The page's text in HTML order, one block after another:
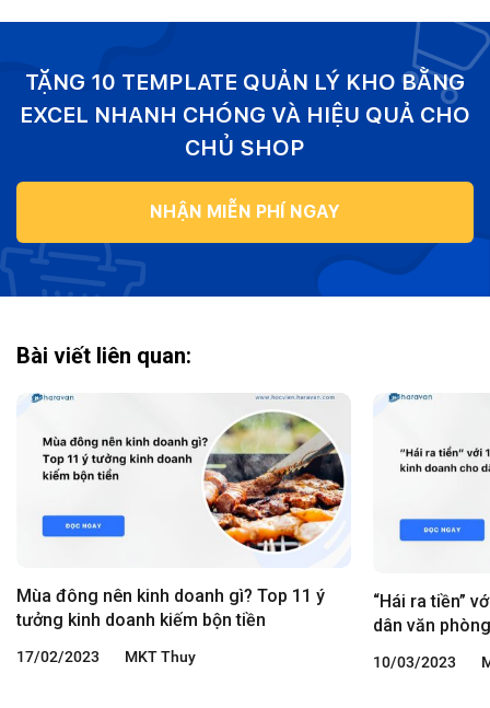
TẶNG 10 TEMPLATE QUẢN LÝ KHO BẰNG
EXCEL NHANH CHÓNG VÀ HIỆU QUẢ CHO
CHỦ SHOP
NHẬN MIỄN PHÍ NGAY
Bài viết liên quan:
Mùa đông nên kinh doanh gì? Top 11 ý
tưởng kinh doanh kiếm bộn tiền
17/02/2023 MKT Thuy
“Hái ra tiền”
dân văn phòng
10/03/2023